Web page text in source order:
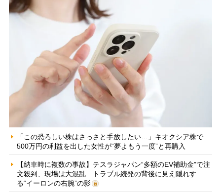
「この恐ろしい株はさっさと手放したい…」キオクシア株で
500万円の利益を出した女性が“夢よもう一度”と再購入
【納車時に複数の事故】テスラジャパン“多額のEV補助金”で注
文殺到、現場は大混乱 トラブル続発の背後に見え隠れす
る“イーロンの右腕”の影